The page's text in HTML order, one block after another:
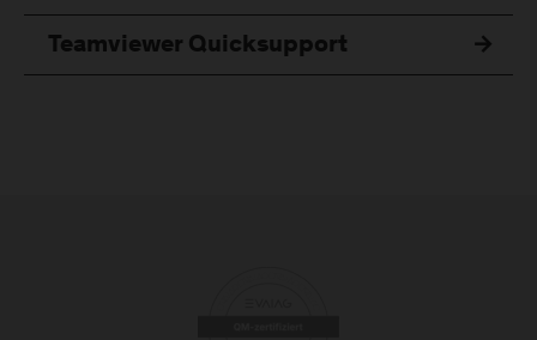
Teamviewer Quicksupport